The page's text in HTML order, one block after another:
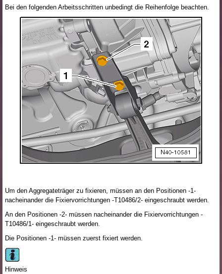
Bei den folgenden Arbeitsschritten unbedingt die Reihenfolge beachten.
Um den Aggregateträger zu fixieren, müssen an den Positionen -1-
nacheinander die Fixiervorrichtungen -T10486/2- eingeschraubt werden.
An den Positionen -2- müssen nacheinander die Fixiervorrichtungen -
T10486/1- eingeschraubt werden.
Die Positionen -1- müssen zuerst fixiert werden.
Hinweis